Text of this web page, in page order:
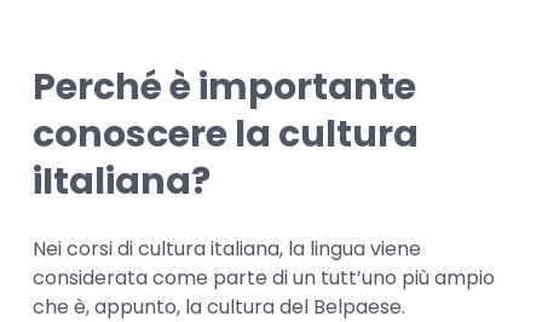
Perché è importante
conoscere la cultura
iItaliana?
Nei corsi di cultura italiana, la lingua viene
considerata come parte di un tutt’uno più ampio
che è, appunto, la cultura del Belpaese.